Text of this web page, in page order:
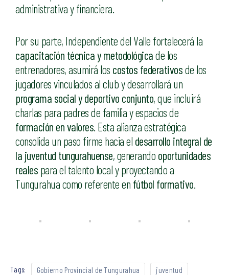
administrativa y financiera.
Por su parte, Independiente del Valle fortalecerá la
capacitación técnica y metodológicade los
entrenadores, asumirá los costos federativosde los
jugadores vinculados al club y desarrollará un
programa social y deportivo conjunto, que incluirá
charlas para padres de familia y espacios de
formación en valores . Esta alianza estratégica
consolida un paso firme hacia el desarrollo integral de
la juventud tungurahuense, generando oportunidades
reales para el talento local y proyectando a
Tungurahua como referente en fútbol formativo
Tags: Gobierno Provincial de Tungurahua juventud